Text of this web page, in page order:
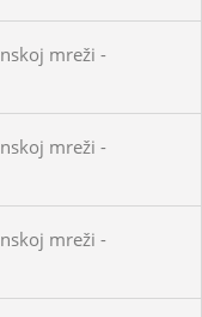
mreži -
mreži -
mreži -